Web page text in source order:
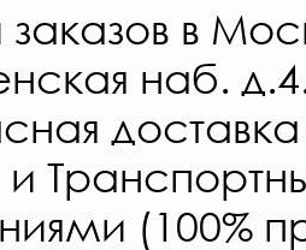
в
наб.
и
(100%